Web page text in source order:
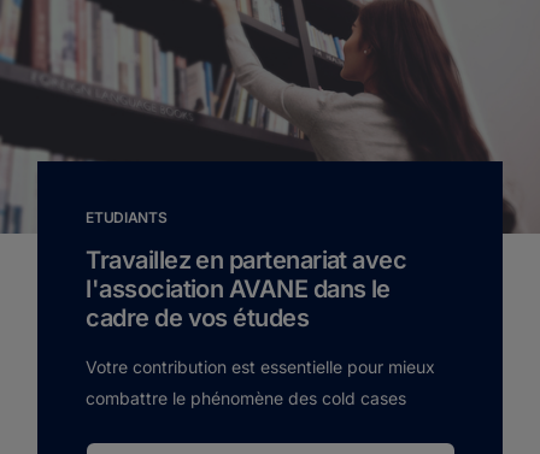
ETUDIANTS
Travaillez en partenariat avec
l'association AVANE dans le
cadre de vos études
Votre contribution est essentielle pour mieux
combattre le phénomène des cold cases